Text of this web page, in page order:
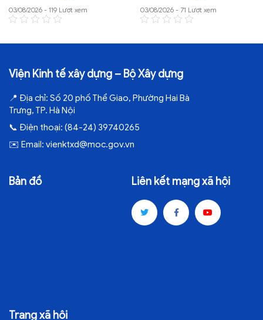
03/08/2026 - 119 Lượt xem 03/08/2026 - 71 Lượt xem
Viện Kinh tế xây dựng – Bộ Xây dựng
📍 Địa chỉ: Số 20 phố Thể Giao, Phường Hai Bà
Trưng, TP. Hà Nội
📞 Điện thoại: (84-24) 39740265
✉️ Email: vienktxd@moc.gov.vn
Bản đồ Liên kết mạng xã hội
Trang xã hội